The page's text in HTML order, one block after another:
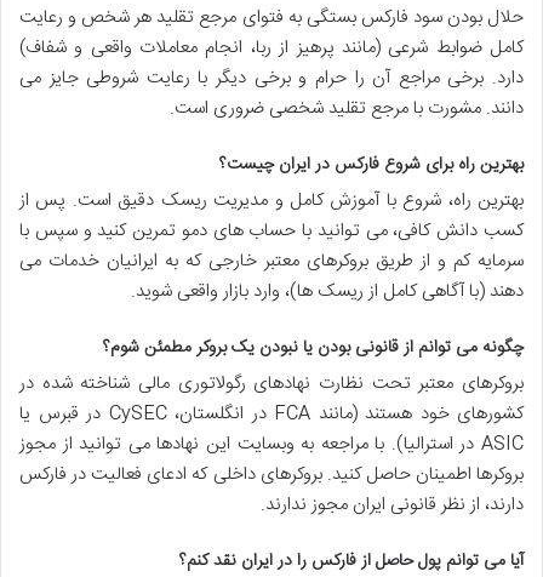
حلال بودن سود فارکس بستگی به فتوای مرجع تقلید هر شخص و رعایت
کامل ضوابط شرعی (مانند پرهیز از ربا، انجام معاملات واقعی و شفاف)
دارد. برخی مراجع آن را حرام و برخی دیگر با رعایت شروطی جایز می
دانند. مشورت با مرجع تقلید شخصی ضروری است.
بهترین راه برای شروع فارکس در ایران چیست؟
بهترین راه، شروع با آموزش کامل و مدیریت ریسک دقیق است. پس از
کسب دانش کافی، می توانید با حساب های دمو تمرین کنید و سپس با
سرمایه کم و از طریق بروکرهای معتبر خارجی که به ایرانیان خدمات می
دهند (با آگاهی کامل از ریسک ها)، وارد بازار واقعی شوید.
چگونه می توانم از قانونی بودن یا نبودن یک بروکر مطمئن شوم؟
بروکرهای معتبر تحت نظارت نهادهای رگولاتوری مالی شناخته شده در
کشورهای خود هستند (مانند FCA در انگلستان، CySEC در قبرس یا
ASIC در استرالیا). با مراجعه به وبسایت این نهادها می توانید از مجوز
بروکرها اطمینان حاصل کنید. بروکرهای داخلی که ادعای فعالیت در فارکس
دارند، از نظر قانونی ایران مجوز ندارند.
آیا می توانم پول حاصل از فارکس را در ایران نقد کنم؟